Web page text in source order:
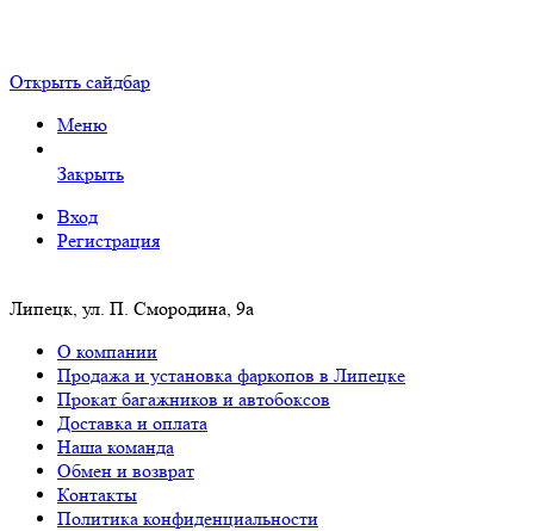
Открыть сайдбар
Меню
Закрыть
Вход
Регистрация
Липецк, ул. П. Смородина, 9а
О компании
Продажа и установка фаркопов в Липецке
Прокат багажников и автобоксов
Доставка и оплата
Наша команда
Обмен и возврат
Контакты
Политика конфиденциальности